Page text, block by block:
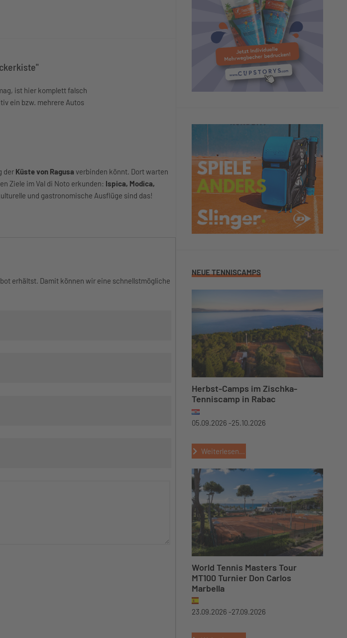
ist hier komplett falsch
ein bzw. mehrere Autos
der Küste von Ragusa verbinden könnt. Dort warten
Ziele im Val di Noto erkunden: Ispica, Modica,
und gastronomische Ausflüge sind das!
erhältst. Damit können wir eine schnellstmögliche
NEUE TENNISCAMPS
Herbst-Camps im Zischka-
Tenniscamp in Rabac
05.09.2026 -25.10.2026
Weiterlesen...
World Tennis Masters Tour
MT100 Turnier Don Carlos
Marbella
23.09.2026 -27.09.2026